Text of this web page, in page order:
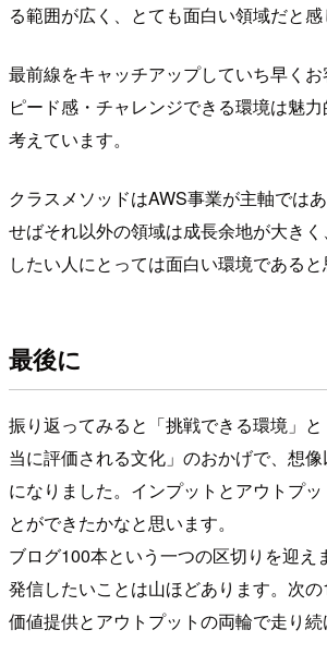
る範囲が広く、とても面白い領域だと感
最前線をキャッチアップしていち早く
ピード感・チャレンジできる環境は魅
考えています。
クラスメソッドはAWS事業が主軸では
せばそれ以外の領域は成長余地が大き
したい人にとっては面白い環境であると
最後に
振り返ってみると「挑戦できる環境」
当に評価される文化」のおかげで、想
になりました。インプットとアウトプ
とができたかなと思います。
ブログ100本という一つの区切りを迎え
発信したいことは山ほどあります。次
価値提供とアウトプットの両輪で走り続